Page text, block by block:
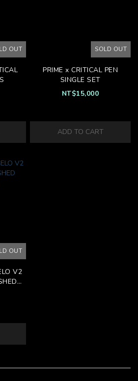
OUT SOLD OUT
PRIME x CRITICAL PEN
SINGLE SET
NT$15,000
ADD TO CART
OUT
V2